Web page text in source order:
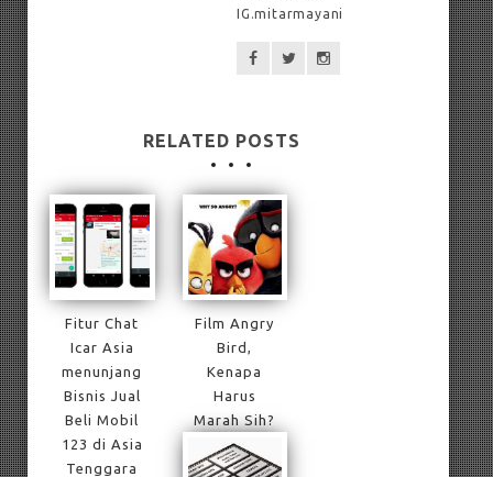
IG.mitarmayani
RELATED POSTS
Fitur Chat
Icar Asia
menunjang
Bisnis Jual
Beli Mobil
123 di Asia
Tenggara
Film Angry
Bird,
Kenapa
Harus
Marah Sih?